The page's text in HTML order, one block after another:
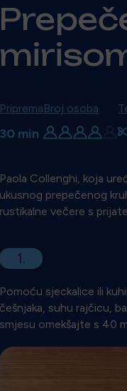
Priprema
30 min
Broj osoba
Paola Collenghi, koja
ukusnog prepečenog
rustikalne večere s
1.
Pomoću sjeckalice ili
češnjaka, suhu rajčicu,
smjesu omekšajte s 40